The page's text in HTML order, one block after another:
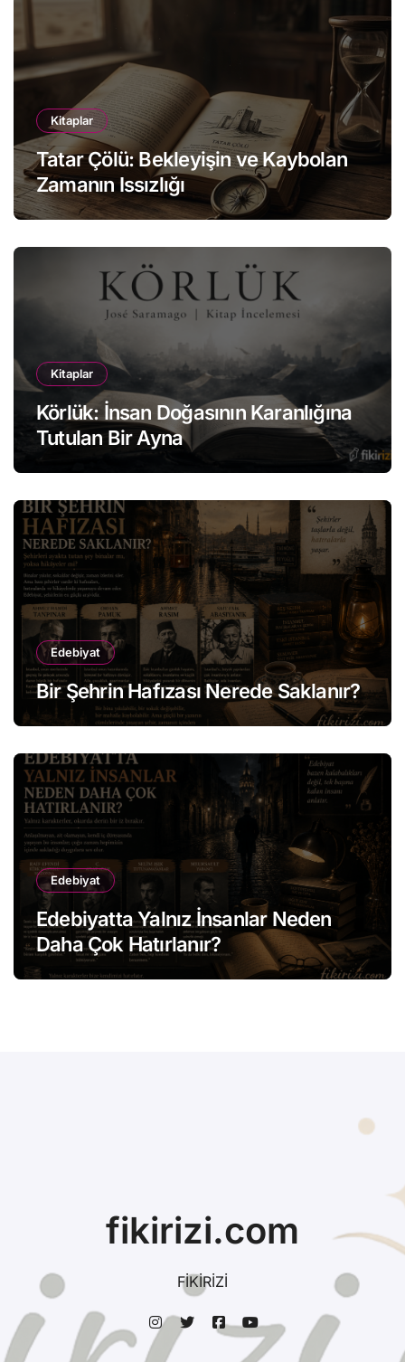
Kitaplar
Tatar Çölü: Bekleyişin ve Kaybolan
Zamanın Issızlığı
Kitaplar
Körlük: İnsan Doğasının Karanlığına
Tutulan Bir Ayna
Edebiyat
Bir Şehrin Hafızası Nerede Saklanır?
Edebiyat
Edebiyatta Yalnız İnsanlar Neden
Daha Çok Hatırlanır?
fikirizi.com
FİKİRİZİ